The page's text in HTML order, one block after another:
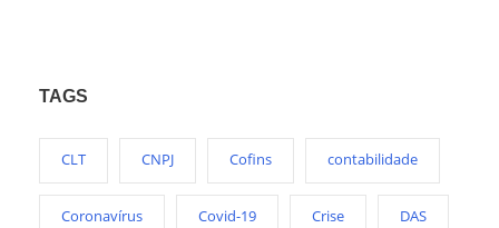
TAGS
CLT CNPJ Cofins contabilidade
Coronavírus Covid-19 Crise DAS